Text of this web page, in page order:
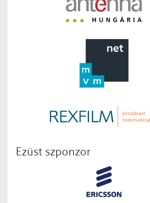
Ezüst szponzor